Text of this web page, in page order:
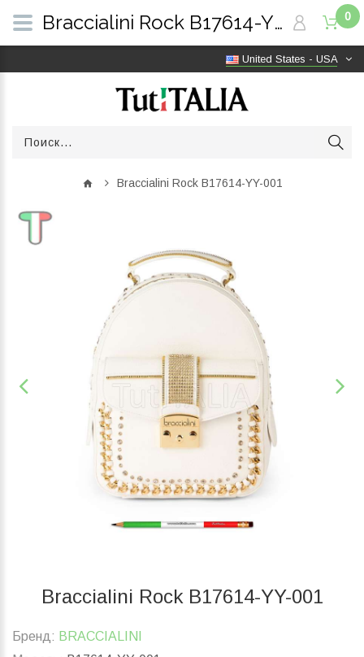
United States - USA
0
Braccialini Rock B17614-YY-001
Braccialini Rock B17614-YY-001
Бренд: BRACCIALINI
Braccialini Rock B17614-YY-001 | TutITALIA